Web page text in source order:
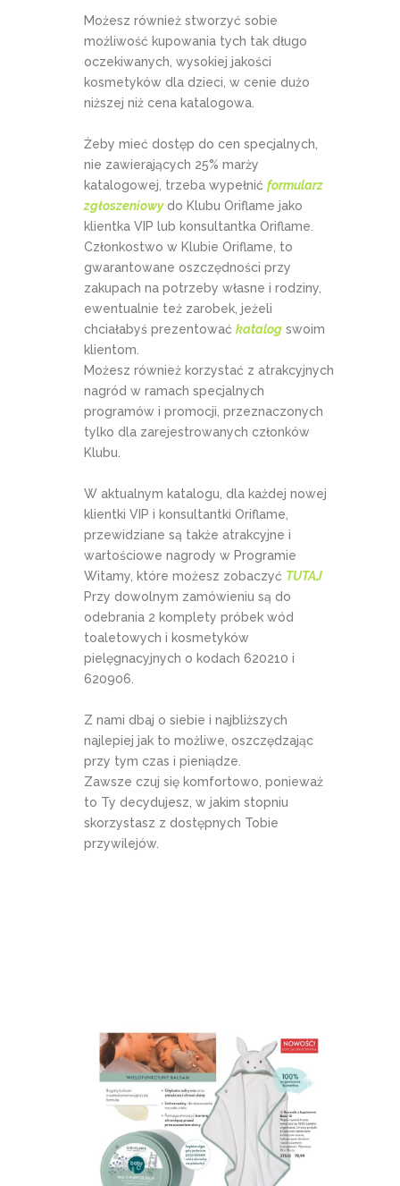
Możesz również stworzyć sobie
możliwość kupowania tych tak długo
oczekiwanych, wysokiej jakości
kosmetyków dla dzieci, w cenie dużo
niższej niż cena katalogowa.
Żeby mieć dostęp do cen specjalnych,
nie zawierających 25% marży
katalogowej, trzeba wypełnić formularz
zgłoszeniowydo Klubu Oriflame jako
klientka VIP lub konsultantka Oriflame.
Członkostwo w Klubie Oriflame, to
gwarantowane oszczędności przy
zakupach na potrzeby własne i rodziny,
ewentualnie też zarobek, jeżeli
chciałabyś prezentować katalog swoim
klientom.
Możesz również korzystać z atrakcyjnych
nagród w ramach specjalnych
programów i promocji, przeznaczonych
tylko dla zarejestrowanych członków
Klubu.
W aktualnym katalogu, dla każdej nowej
klientki VIP i konsultantki Oriflame,
przewidziane są także atrakcyjne i
wartościowe nagrody w Programie
Witamy, które możesz zobaczyć TUTAJ
Przy dowolnym zamówieniu są do
odebrania 2 komplety próbek wód
toaletowych i kosmetyków
pielęgnacyjnych o kodach 620210 i
620906.
Z nami dbaj o siebie i najbliższych
najlepiej jak to możliwe, oszczędzając
przy tym czas i pieniądze.
Zawsze czuj się komfortowo, ponieważ
to Ty decydujesz, w jakim stopniu
skorzystasz z dostępnych Tobie
przywilejów.